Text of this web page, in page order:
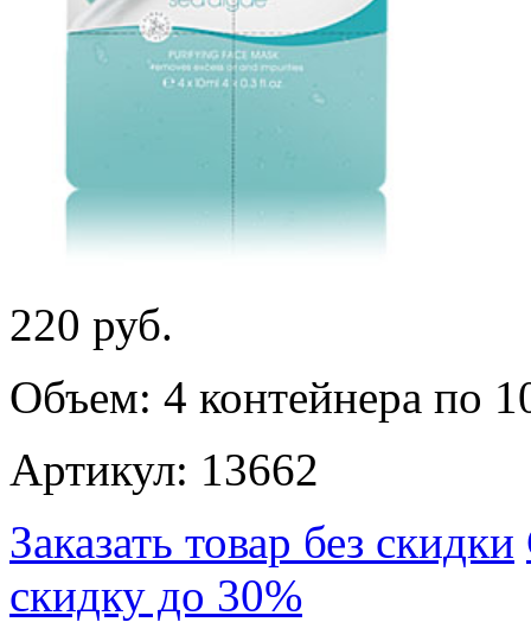
220 руб.
Объем: 4 контейнера по
Артикул: 13662
Заказать товар без скидки
скидку до 30%